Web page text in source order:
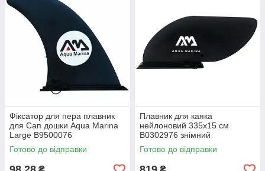
Фіксатор для пера плавник
для Сап дошки Aqua Marina
Large B9500076
Готово до відправки
Плавник для каяка
нейлоновий 335x15 см
B0302976 знімний
високоякісний нейлон
Готово до відправки